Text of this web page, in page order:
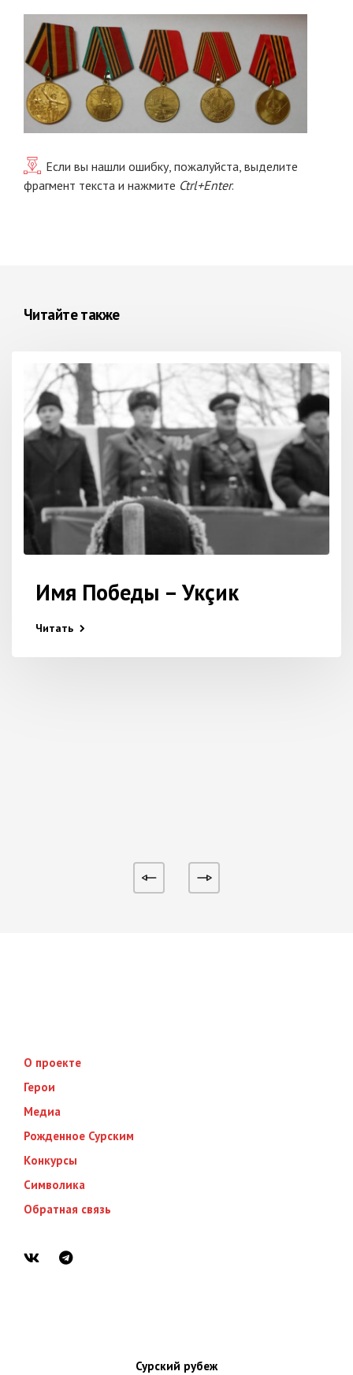
Если вы нашли ошибку, пожалуйста, выделите
фрагмент текста и нажмите Ctrl+Enter.
Читайте также
Имя Победы – Укçик
Читать
О проекте
Герои
Медиа
Рожденное Сурским
Конкурсы
Символика
Обратная связь
Сурский рубеж